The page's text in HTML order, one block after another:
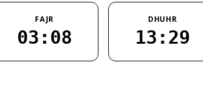
FAJR
03:08
DHUHR
13:29